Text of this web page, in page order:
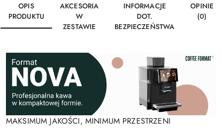
OPIS
PRODUKTU
AKCESORIA
W
ZESTAWIE
INFORMACJE
DOT.
BEZPIECZEŃSTWA
OPINIE
(0)
MAKSIMUM JAKOŚCI, MINIMUM PRZESTRZENI